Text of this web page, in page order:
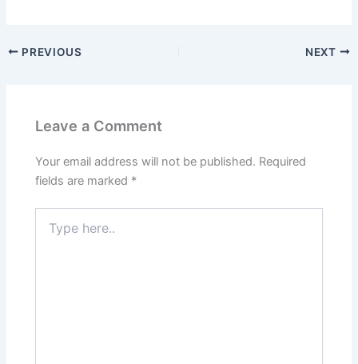
PREVIOUS NEXT
Leave a Comment
Your email address will not be published. Required
fields are marked *
here..